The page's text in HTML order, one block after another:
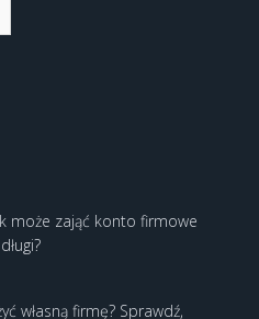
może zająć konto firmowe
własną firmę? Sprawdź,